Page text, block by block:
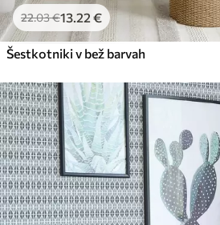
22.03€13.22 €
Šestkotniki v bež barvah